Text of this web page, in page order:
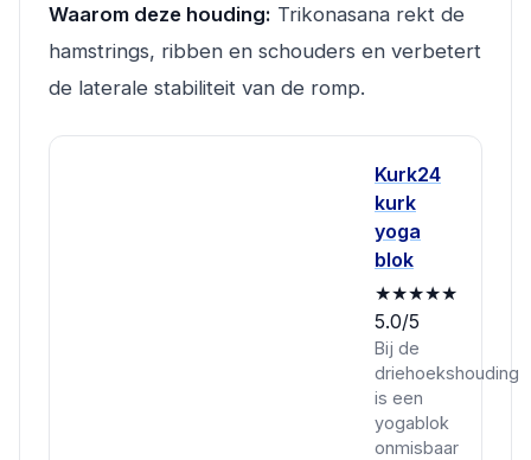
Waarom deze houding: Trikonasana rekt de
hamstrings, ribben en schouders en verbetert
de laterale stabiliteit van de romp.
Kurk24
kurk
yoga
blok
★★★★★
5.0/5
Bij de
driehoekshouding
is een
yogablok
onmisbaar